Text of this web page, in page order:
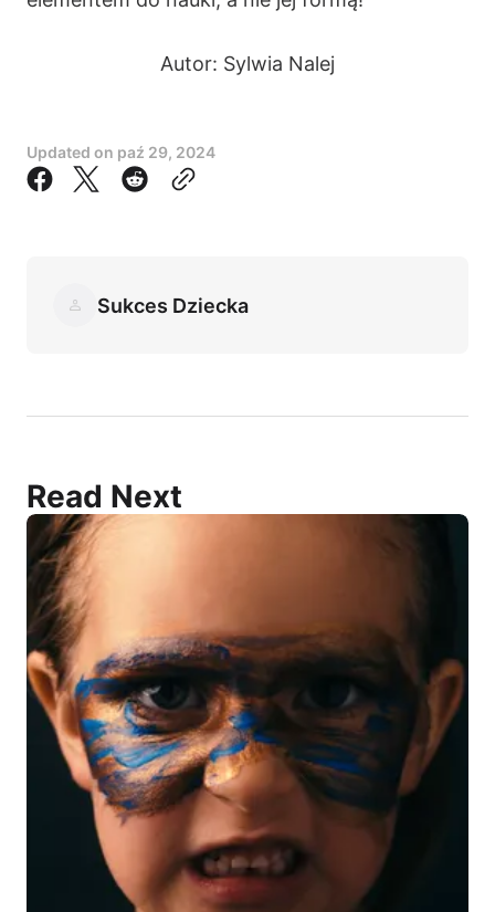
Autor: Sylwia Nalej
Updated on paź 29, 2024
Sukces Dziecka
Read Next